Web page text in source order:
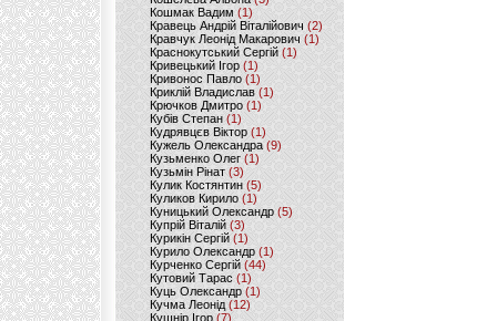
Кошмак Вадим (1)
Кравець Андрій Віталійович (2)
Кравчук Леонід Макарович (1)
Краснокутський Сергій (1)
Кривецький Ігор (1)
Кривонос Павло (1)
Криклій Владислав (1)
Крючков Дмитро(1)
Кубів Степан(1)
Кудрявцєв Віктор (1)
Кужель Олександра (9)
Кузьменко Олег (1)
Кузьмін Рінат(3)
Кулик Костянтин(5)
Куликов Кирило (1)
Куницький Олександр (5)
Купрій Віталій (3)
Курикін Сергій(1)
Курило Олександр (1)
Курченко Сергій (44)
Кутовий Тарас (1)
Куць Олександр (1)
Кучма Леонід (12)
Кушнір Ігор(7)